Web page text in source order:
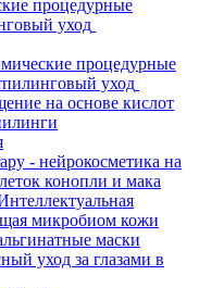
процедурные
уход
процедурные
уход
на основе кислот
- нейрокосметика на
конопли и мака
микробиом кожи
маски
уход за глазами в